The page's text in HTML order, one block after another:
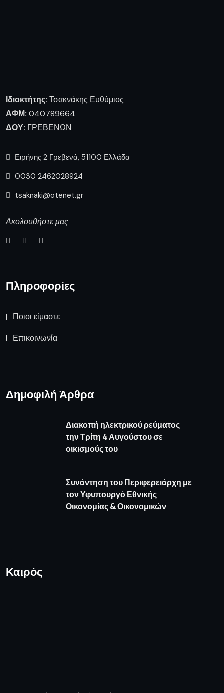
Ιδιοκτήτης: Τσακνάκης Ευθύμιος
ΑΦΜ: 040789664
ΔΟΥ: ΓΡΕΒΕΝΩΝ
Ειρήνης 2 Γρεβενά, 51100 Ελλάδα
0030 2462028924
tsaknaki@otenet.gr
Ακολουθήστε μας
Πληροφορίες
Ποιοι είμαστε
Επικοινωνία
Δημοφιλή Άρθρα
Διακοπή ηλεκτρικού ρεύματος
την Τρίτη 4 Αυγούστου σε
οικισμούς του
Συνάντηση του Περιφερειάρχη με
τον Υφυπουργό Εθνικής
Οικονομίας & Οικονομικών
Καιρός